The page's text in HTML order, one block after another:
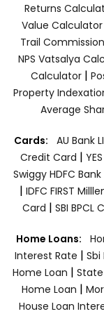
Returns
Value Calculator
Trail
NPS Vatsalya
Calculator|
Property
Average
Cards: AU Bank
Credit Card |
Swiggy HDFC
| IDFC FIRST
Card | SBI BPCL
Home Loans:
Interest Rate |
Home Loan |
Home Loan |
House Loan